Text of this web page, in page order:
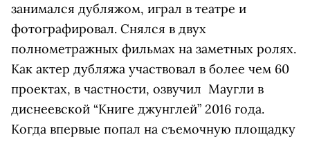
занимался дубляжом, играл в театре и
фотографировал. Снялся в двух
полнометражных фильмах на заметных ролях.
Как актер дубляжа участвовал в более чем 60
проектах, в частности, озвучил Маугли в
диснеевской “Книге джунглей” 2016 года.
Когда впервые попал на съемочную площадку